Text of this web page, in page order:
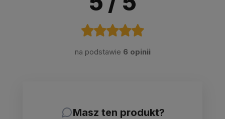
na podstawie 6 opinii
Masz ten produkt?